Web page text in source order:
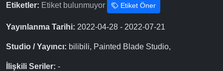
Etiketler: Etiket bulunmuyor Etiket Öner
Yayınlanma Tarihi: 2022-04-28 - 2022-07-21
Studio / Yayıncı: bilibili, Painted Blade Studio,
İlişkili Seriler: -